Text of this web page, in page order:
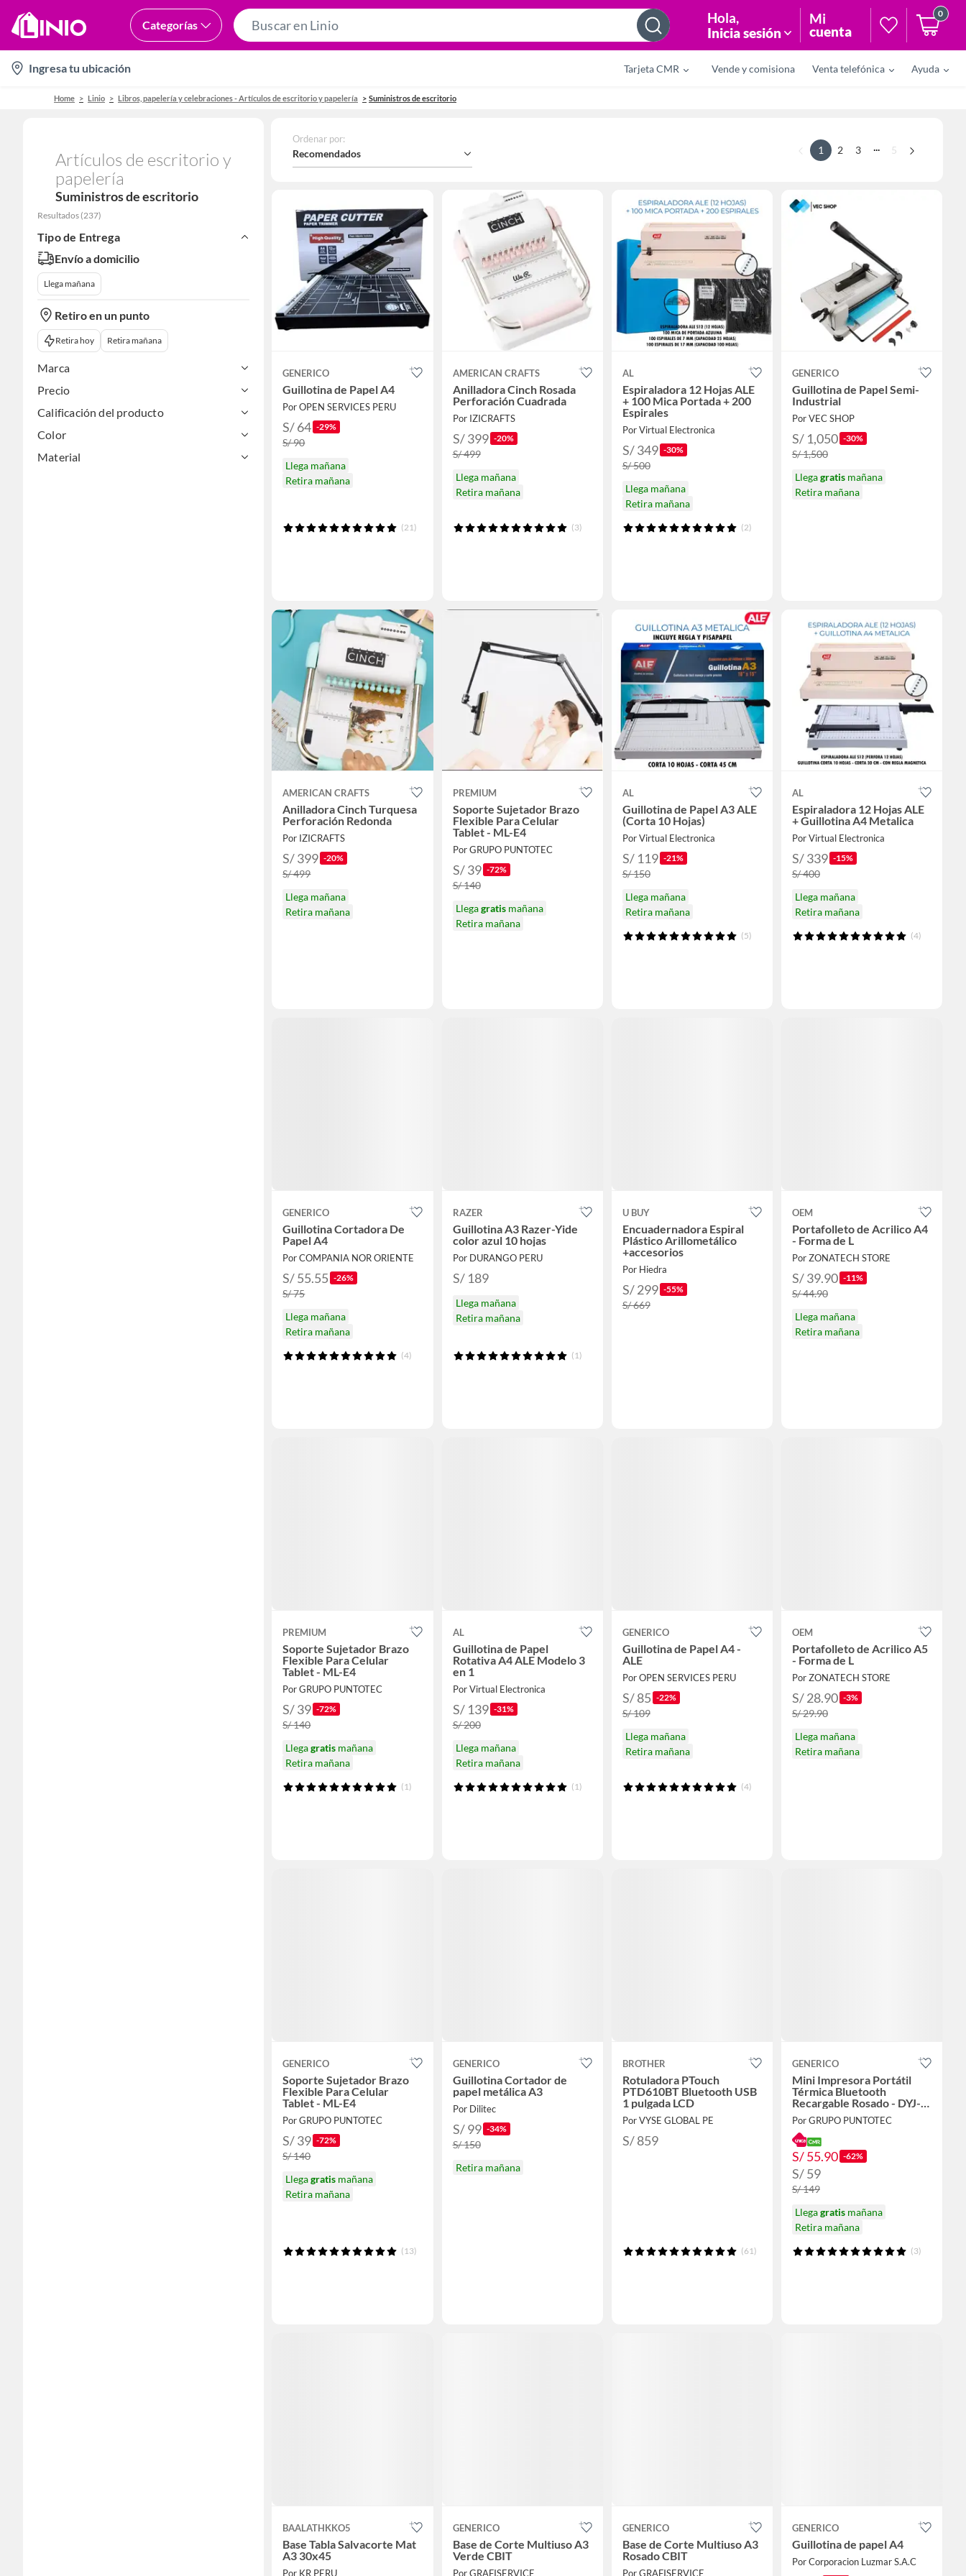
Categorías
Bar
Hola,
Inicia sesión
Mi
cuenta
0
location-
icon
Ingresa tu ubicación Tarjeta CMR Vende y comisiona Venta telefónica Ayuda
Home Linio Libros, papelería y celebraciones - Artículos de escritorio y papelería Suministros de escritorio
Artículos de escritorio y
papelería
Suministros de escritorio
Resultados (237)
Tipo de Entrega
Envío a domicilio
Llega mañana
Retiro en un punto
Retira hoy Retira mañana
Marca
Precio
Calificación del producto
Color
Material
Ordenar por:
Recomendados 1 2 3 ... 5
GENERICO
Guillotina de Papel A4
Por OPEN SERVICES PERU
S/ 64 -29%
S/ 90
Llega mañana
Retira mañana
(21)
AMERICAN CRAFTS
Anilladora Cinch Rosada
Perforación Cuadrada
Por IZICRAFTS
S/ 399 -20%
S/ 499
Llega mañana
Retira mañana
(3)
AL
Espiraladora 12 Hojas ALE
+ 100 Mica Portada + 200
Espirales
Por Virtual Electronica
S/ 349 -30%
S/ 500
Llega mañana
Retira mañana
(2)
GENERICO
Guillotina de Papel Semi-
Industrial
Por VEC SHOP
S/ 1,050 -30%
S/ 1,500
Llegagratismañana
Retira mañana
AMERICAN CRAFTS
Anilladora Cinch Turquesa
Perforación Redonda
Por IZICRAFTS
S/ 399 -20%
S/ 499
Llega mañana
Retira mañana
PREMIUM
Soporte Sujetador Brazo
Flexible Para Celular
Tablet - ML-E4
Por GRUPO PUNTOTEC
S/ 39 -72%
S/ 140
Llegagratismañana
Retira mañana
AL
Guillotina de Papel A3 ALE
(Corta 10 Hojas)
Por Virtual Electronica
S/ 119 -21%
S/ 150
Llega mañana
Retira mañana
(5)
AL
Espiraladora 12 Hojas ALE
+ Guillotina A4 Metalica
Por Virtual Electronica
S/ 339 -15%
S/ 400
Llega mañana
Retira mañana
(4)
GENERICO
Guillotina Cortadora De
Papel A4
Por COMPANIA NOR ORIENTE
S/ 55.55 -26%
S/ 75
Llega mañana
Retira mañana
(4)
RAZER
Guillotina A3 Razer-Yide
color azul 10 hojas
Por DURANGO PERU
S/ 189
Llega mañana
Retira mañana
(1)
U BUY
Encuadernadora Espiral
Plástico Arillometálico
+accesorios
Por Hiedra
S/ 299 -55%
S/ 669
OEM
Portafolleto de Acrilico A4
- Forma de L
Por ZONATECH STORE
S/ 39.90 -11%
S/ 44.90
Llega mañana
Retira mañana
PREMIUM
Soporte Sujetador Brazo
Flexible Para Celular
Tablet - ML-E4
Por GRUPO PUNTOTEC
S/ 39 -72%
S/ 140
Llegagratis mañana
Retira mañana
(1)
AL
Guillotina de Papel
Rotativa A4 ALE Modelo 3
en 1
Por Virtual Electronica
S/ 139 -31%
S/ 200
Llega mañana
Retira mañana
(1)
GENERICO
Guillotina de Papel A4 -
ALE
Por OPEN SERVICES PERU
S/ 85 -22%
S/ 109
Llega mañana
Retira mañana
(4)
OEM
Portafolleto de Acrilico A5
- Forma de L
Por ZONATECH STORE
S/ 28.90 -3%
S/ 29.90
Llega mañana
Retira mañana
GENERICO
Soporte Sujetador Brazo
Flexible Para Celular
Tablet - ML-E4
Por GRUPO PUNTOTEC
S/ 39 -72%
S/ 140
Llegagratis mañana
Retira mañana
(13)
GENERICO
Guillotina Cortador de
papel metálica A3
Por Dilitec
S/ 99 -34%
S/ 150
Retira mañana
BROTHER
Rotuladora PTouch
PTD610BT Bluetooth USB
1 pulgada LCD
Por VYSE GLOBAL PE
S/ 859
(61)
GENERICO
Mini Impresora Portátil
Térmica Bluetooth
Recargable Rosado - DYJ-
C9
Por GRUPO PUNTOTEC
S/ 55.90 -62%
S/ 59
S/ 149
Llegagratismañana
Retira mañana
(3)
BAALATHKKO5
Base Tabla Salvacorte Mat
A3 30x45
Por KR PERU
GENERICO
Base de Corte Multiuso A3
Verde CBIT
Por GRAFISERVICE
GENERICO
Base de Corte Multiuso A3
Rosado CBIT
Por GRAFISERVICE
GENERICO
Guillotina de papel A4
Por Corporacion Luzmar S.A.C